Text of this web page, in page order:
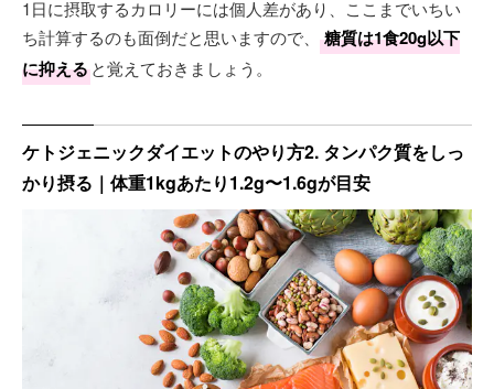
1日に摂取するカロリーには個人差があり、ここまでいちい
ち計算するのも面倒だと思いますので、
糖質は1食20g以下
に抑えると覚えておきましょう。
ケトジェニックダイエットのやり方2. タンパク質をしっ
かり摂る｜体重1kgあたり1.2g〜1.6gが目安